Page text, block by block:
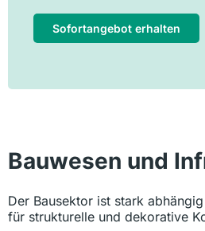
Sofortangebot erhalten
Bauwesen und
Der Bausektor ist stark
für strukturelle und dekorative